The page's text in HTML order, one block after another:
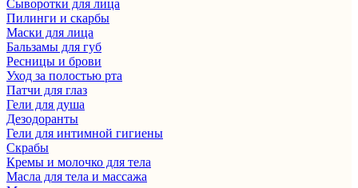
Сыворотки для лица
Пилинги и скарбы
Маски для лица
Бальзамы для губ
Ресницы и брови
Уход за полостью рта
Патчи для глаз
Гели для душа
Дезодоранты
Гели для интимной гигиены
Скрабы
Кремы и молочко для тела
Масла для тела и массажа